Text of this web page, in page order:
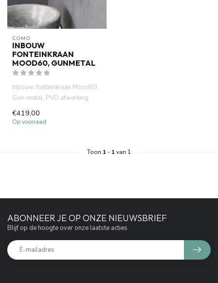
COMO
INBOUW
FONTEINKRAAN
MOOD60, GUNMETAL
Inbouw, fonteinkraan Mood60,
Gun-metal, PVD afwerking
(gecertifieerd). Messing. ...
€419,00
Op voorraad
Toon 1 - 1 van 1
ABONNEER JE OP ONZE NIEUWSBRIEF
Blijf op de hoogte over onze laatste acties